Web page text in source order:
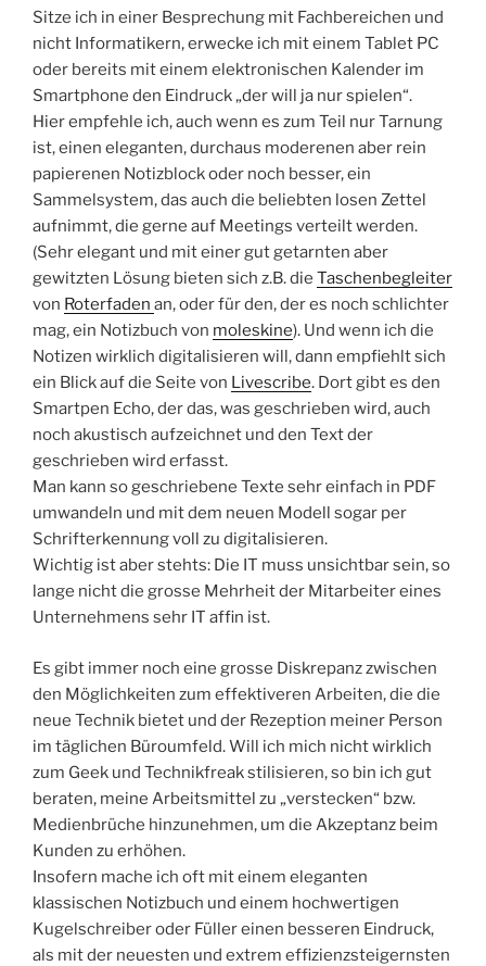
Sitze ich in einer Besprechung mit Fachbereichen und
nicht Informatikern, erwecke ich mit einem Tablet PC
oder bereits mit einem elektronischen Kalender im
Smartphone den Eindruck „der will ja nur spielen“.
Hier empfehle ich, auch wenn es zum Teil nur Tarnung
ist, einen eleganten, durchaus moderenen aber rein
papierenen Notizblock oder noch besser, ein
Sammelsystem, das auch die beliebten losen Zettel
aufnimmt, die gerne auf Meetings verteilt werden.
(Sehr elegant und mit einer gut getarnten aber
gewitzten Lösung bieten sich z.B. die Taschenbegleiter
von Roterfaden an, oder für den, der es noch schlichter
mag, ein Notizbuch von moleskine). Und wenn ich die
Notizen wirklich digitalisieren will, dann empfiehlt sich
ein Blick auf die Seite von Livescribe. Dort gibt es den
Smartpen Echo, der das, was geschrieben wird, auch
noch akustisch aufzeichnet und den Text der
geschrieben wird erfasst.
Man kann so geschriebene Texte sehr einfach in PDF
umwandeln und mit dem neuen Modell sogar per
Schrifterkennung voll zu digitalisieren.
Wichtig ist aber stehts: Die IT muss unsichtbar sein, so
lange nicht die grosse Mehrheit der Mitarbeiter eines
Unternehmens sehr IT affin ist.
Es gibt immer noch eine grosse Diskrepanz zwischen
den Möglichkeiten zum effektiveren Arbeiten, die die
neue Technik bietet und der Rezeption meiner Person
im täglichen Büroumfeld. Will ich mich nicht wirklich
zum Geek und Technikfreak stilisieren, so bin ich gut
beraten, meine Arbeitsmittel zu „verstecken“ bzw.
Medienbrüche hinzunehmen, um die Akzeptanz beim
Kunden zu erhöhen.
Insofern mache ich oft mit einem eleganten
klassischen Notizbuch und einem hochwertigen
Kugelschreiber oder Füller einen besseren Eindruck,
als mit der neuesten und extrem effizienzsteigernsten